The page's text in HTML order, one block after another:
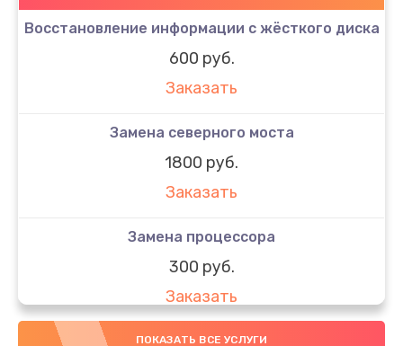
Восстановление информации с жёсткого диска
600 руб.
Заказать
Замена северного моста
1800 руб.
Заказать
Замена процессора
300 руб.
Заказать
Замена оперативной памяти
ПОКАЗАТЬ ВСЕ УСЛУГИ